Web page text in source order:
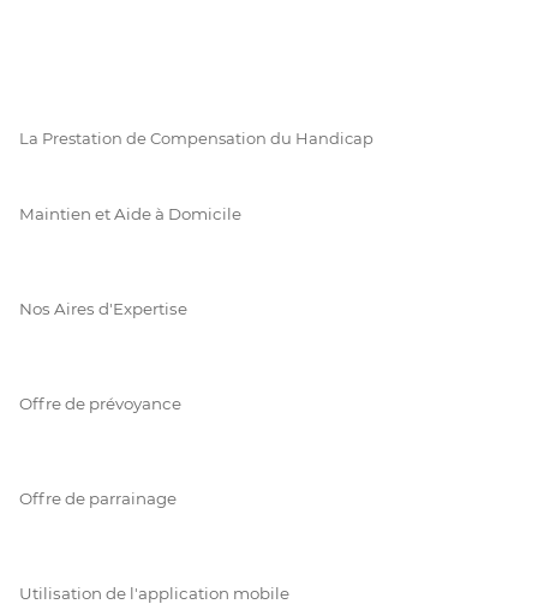
La Prestation de Compensation du Handicap
Maintien et Aide à Domicile
Nos Aires d'Expertise
Offre de prévoyance
Offre de parrainage
Utilisation de l'application mobile